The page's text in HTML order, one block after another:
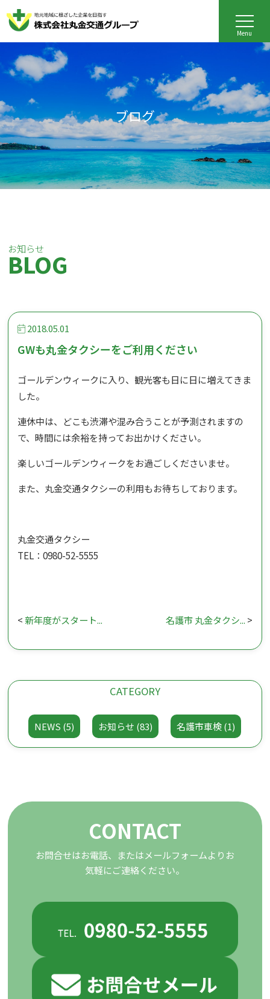
Menu
ブログ
お知らせ
BLOG
2018.05.01
GWも丸金タクシーをご利用ください
ゴールデンウィークに入り、観光客も日に日に増えてきま
した。
連休中は、どこも渋滞や混み合うことが予測されますの
で、時間には余裕を持ってお出かけください。
楽しいゴールデンウィークをお過ごしくださいませ。
また、丸金交通タクシーの利用もお待ちしております。
丸金交通タクシー
TEL：0980-52-5555
< 新年度がスタート... 名護市 丸金タクシ... >
CATEGORY
NEWS (5) お知らせ (83) 名護市車検 (1)
CONTACT
お問合せはお電話、またはメールフォームよりお
気軽にご連絡ください。